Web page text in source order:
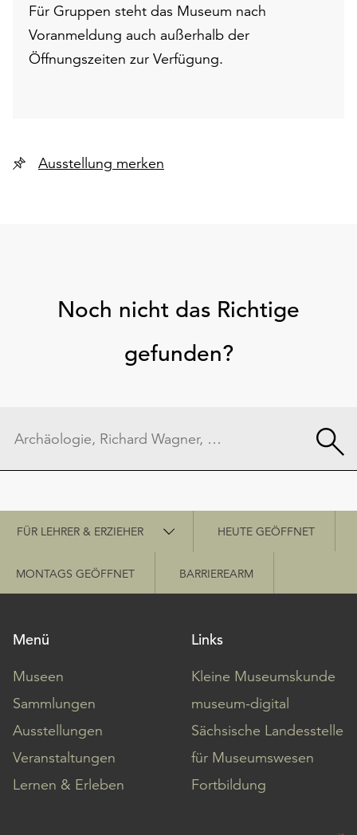
Für Gruppen steht das Museum nach
Voranmeldung auch außerhalb der
Öffnungszeiten zur Verfügung.
Ausstellung merken
Noch nicht das Richtige
gefunden?
Schnellzugriff
FÜR LEHRER & ERZIEHER HEUTE GEÖFFNET
MONTAGS GEÖFFNET BARRIEREARM
Menü
Museen
Sammlungen
Ausstellungen
Veranstaltungen
Lernen & Erleben
Links
Kleine Museumskunde
museum-digital
Sächsische Landesstelle
für Museumswesen
Fortbildung